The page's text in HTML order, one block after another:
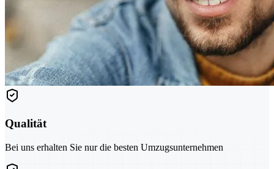
Qualität
Bei uns erhalten Sie nur die besten Umzugsunternehmen